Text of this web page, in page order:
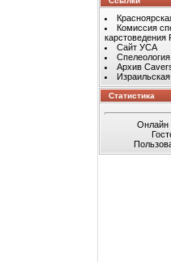
Комиссия
карстоведения
Сайт УСА
Архив
Статистика
Онлайн